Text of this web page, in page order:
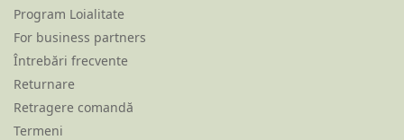
Program Loialitate
For business partners
Întrebări frecvente
Returnare
Retragere comandă
Termeni